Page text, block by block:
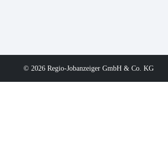
© 2026 Regio-Jobanzeiger GmbH & Co. KG